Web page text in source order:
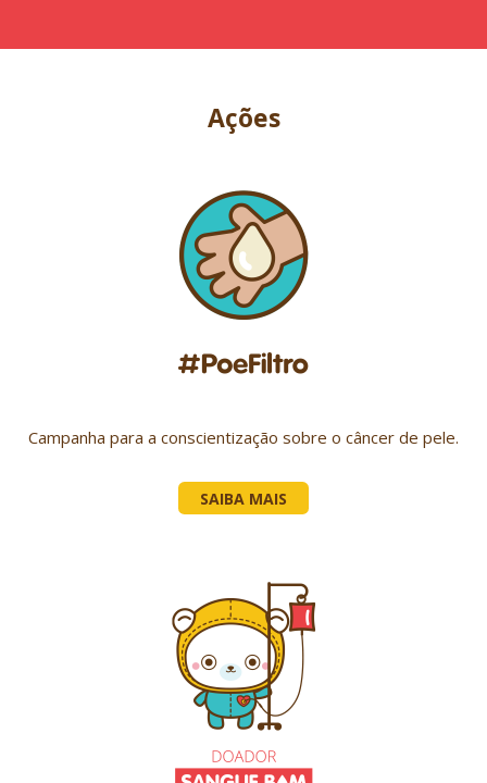
Ações
Campanha para a conscientização sobre o câncer de pele.
SAIBA MAIS